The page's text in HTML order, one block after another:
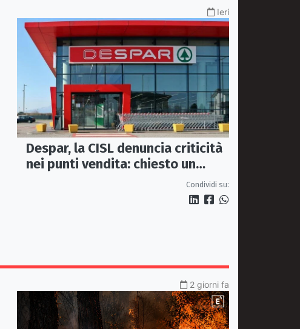
Ieri
Despar, la CISL denuncia criticità
nei punti vendita: chiesto un
Condividi su:
2 giorni fa